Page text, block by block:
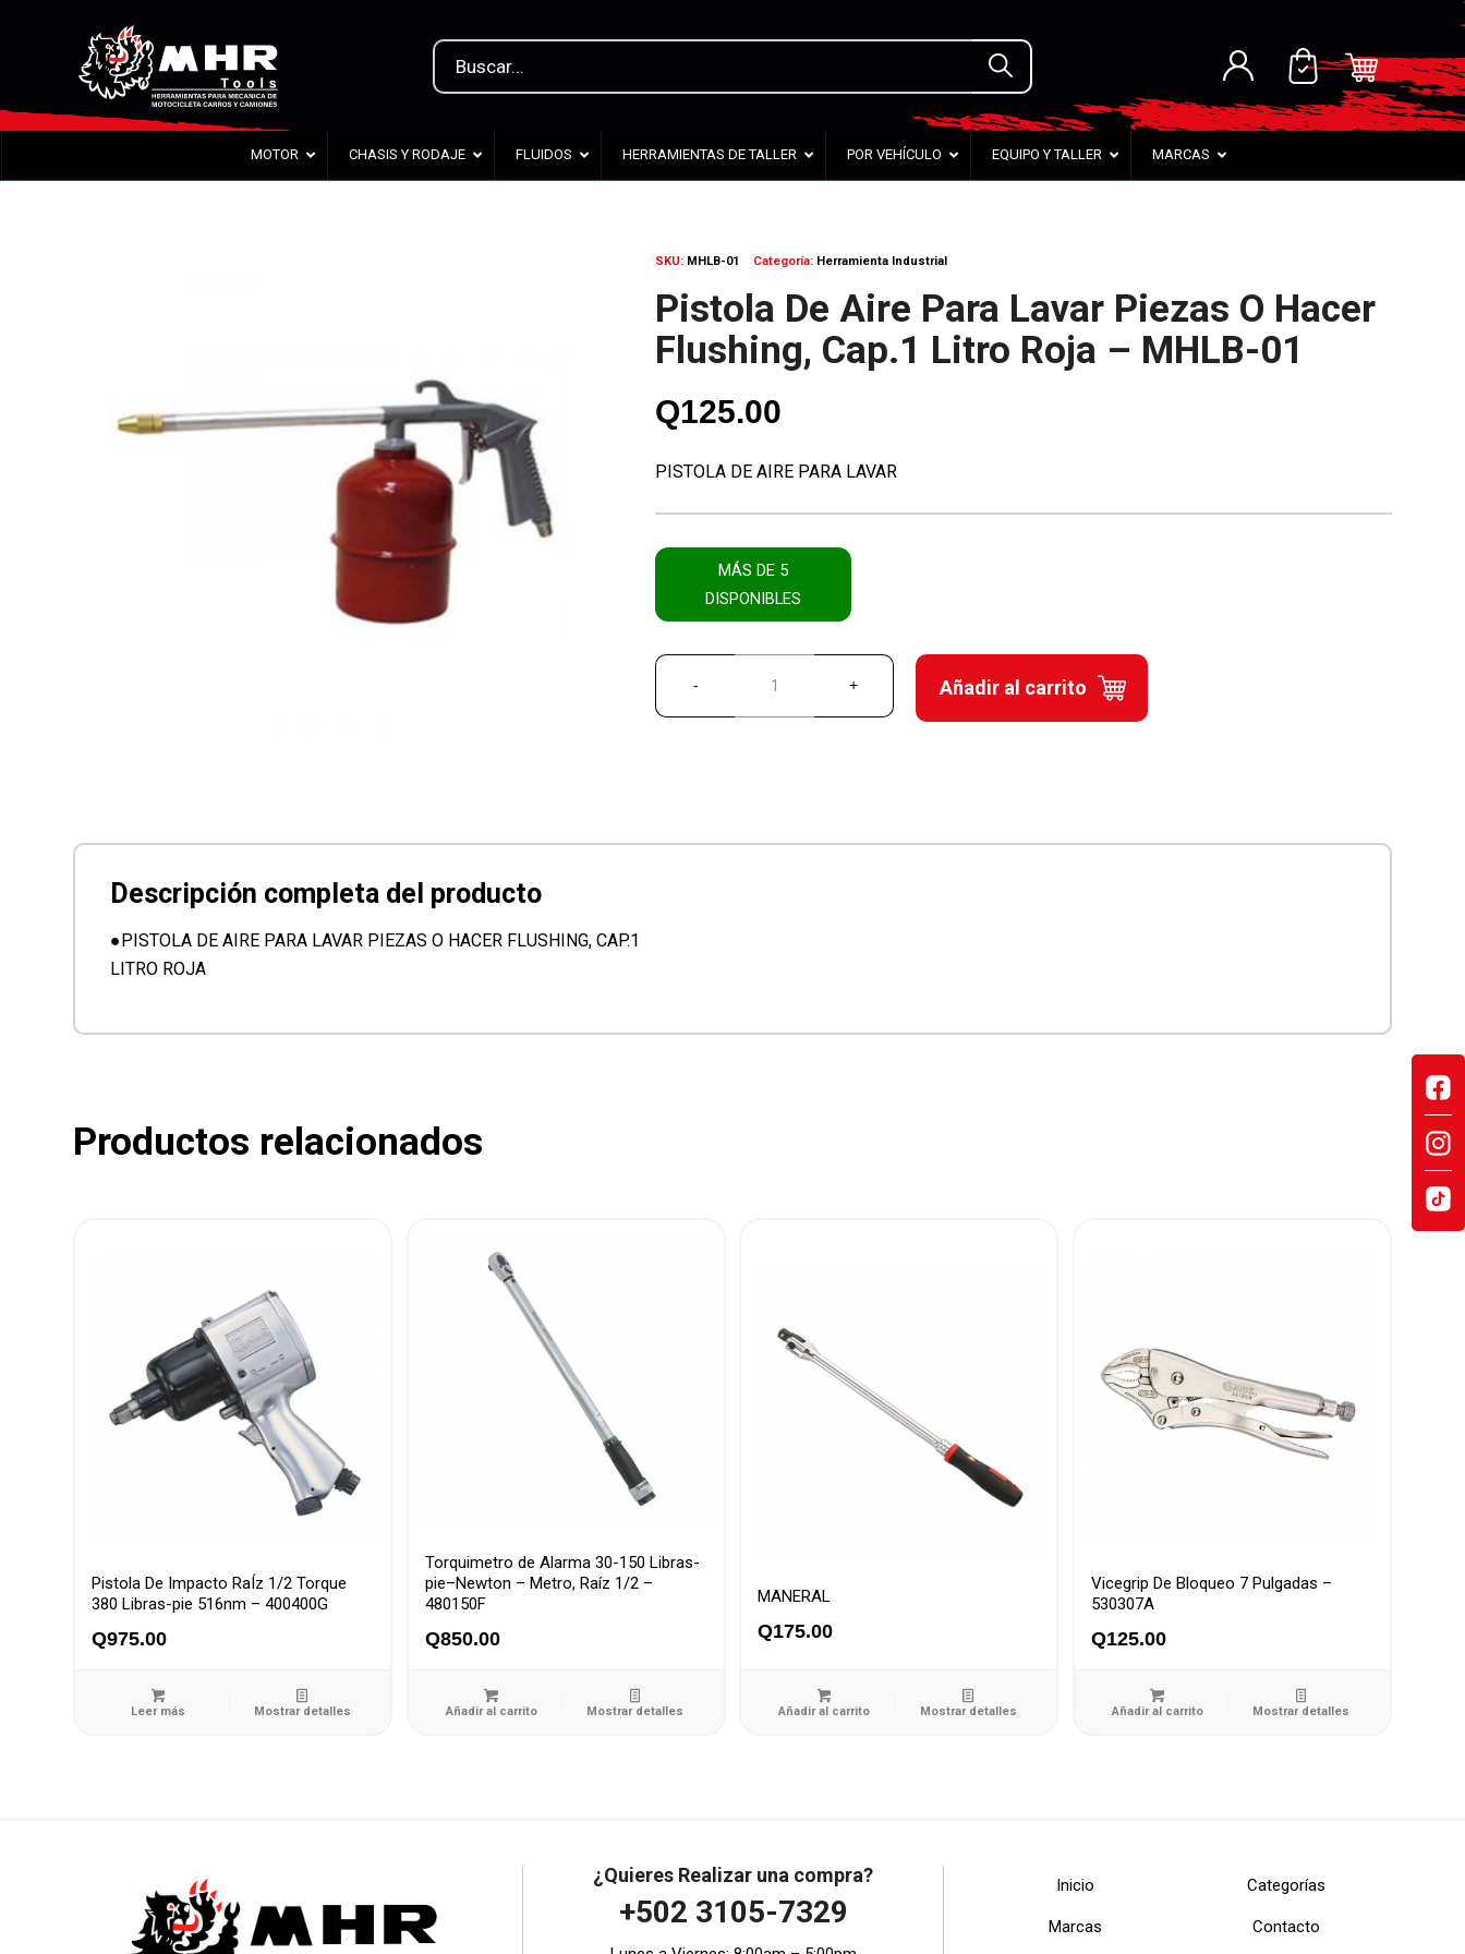
MOTOR CHASIS Y RODAJE FLUIDOS HERRAMIENTAS DE TALLER POR VEHÍCULO EQUIPO Y TALLER MARCAS
SKU: MHLB-01 Categoría: Herramienta Industrial
Pistola De Aire Para Lavar Piezas O Hacer
Flushing, Cap.1 Litro Roja – MHLB-01
Q125.00
PISTOLA DE AIRE PARA LAVAR
MÁS DE 5
DISPONIBLES
Añadir al carrito
●PISTOLA DE AIRE PARA LAVAR PIEZAS O HACER FLUSHING, CAP.1
LITRO ROJA
Productos relacionados
Pistola De Impacto RaÍz 1/2 Torque
380 Libras-pie 516nm – 400400G
Q975.00
Leer más Mostrar detalles
Torquimetro de Alarma 30-150 Libras-
pie–Newton – Metro, Raíz 1/2 –
480150F
Q850.00
Añadir al carrito Mostrar detalles
MANERAL
Q175.00
Añadir al carrito Mostrar detalles
Vicegrip De Bloqueo 7 Pulgadas –
530307A
Q125.00
Añadir al carrito Mostrar detalles
¿Quieres Realizar una compra?
+502 3105-7329
Inicio Categorías
Marcas Contacto